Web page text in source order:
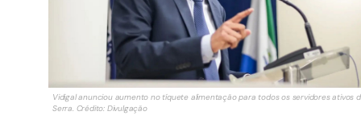
Vidigal anunciou aumento no tíquete alimentação para todos os servidores ativos
Serra. Crédito: Divulgação